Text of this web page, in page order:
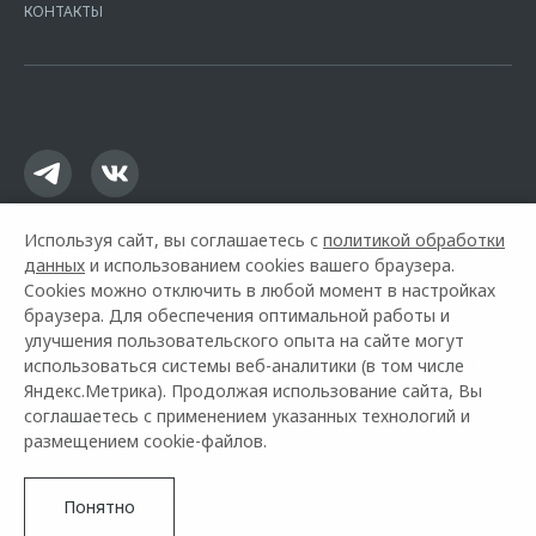
16.01.2015. Предложение ограничено и не является публичной
КОНТАКТЫ
Горячая линия OMODA: +7 (3522) 64-11-55
© 2026 Сатурн Курган
Используя сайт, вы соглашаетесь с политикой обработки
данных и использованием cookies вашего браузера.
Cookies можно отключить в любой момент в настройках
браузера. Для обеспечения оптимальной работы и
улучшения пользовательского опыта на сайте могут
использоваться системы веб-аналитики (в том числе
Яндекс.Метрика). Продолжая использование сайта, Вы
соглашаетесь с применением указанных технологий и
размещением cookie-файлов.
Понятно